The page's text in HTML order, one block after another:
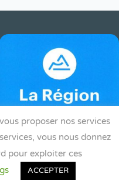
proposer nos services
vous nous donnez
pour exploiter ces
ACCEPTER